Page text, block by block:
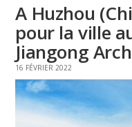
A Huzhou
pour la ville
Jiangong
16 FÉVRIER 2022